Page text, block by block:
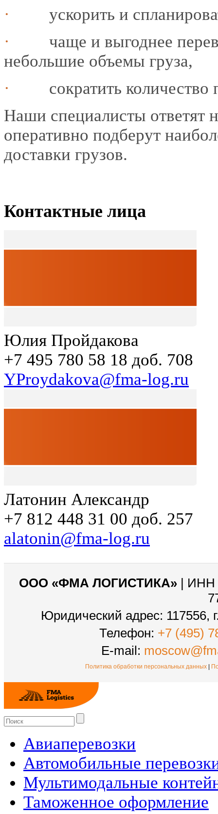
· ускорить и
· чаще и выгоднее
небольшие объемы груза,
· сократить
Наши специалисты
оперативно подберут
доставки грузов.
Контактные лица
Юлия Пройдакова
+7 495 780 58 18 доб. 708
YProydakova@fma-log.ru
Латонин Александр
+7 812 448 31 00 доб. 257
alatonin@fma-log.ru
ООО «ФМА ЛОГИСТИКА» | ИНН
Юридический адрес: 117556,
Телефон: +7 (495)
E-mail:
Политика обработки персональных данных
Авиаперевозки
Автомобильные
Мультимодальные
Таможенное оформление